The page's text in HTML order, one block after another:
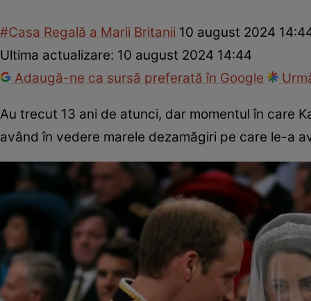
#Casa Regală a Marii Britanii 10 august 2024
Ultima actualizare: 10 august 2024 14:44
Adaugă-ne ca sursă preferată în Google
Au trecut 13 ani de atunci, dar momentul în care
având în vedere marele dezamăgiri pe care le-a